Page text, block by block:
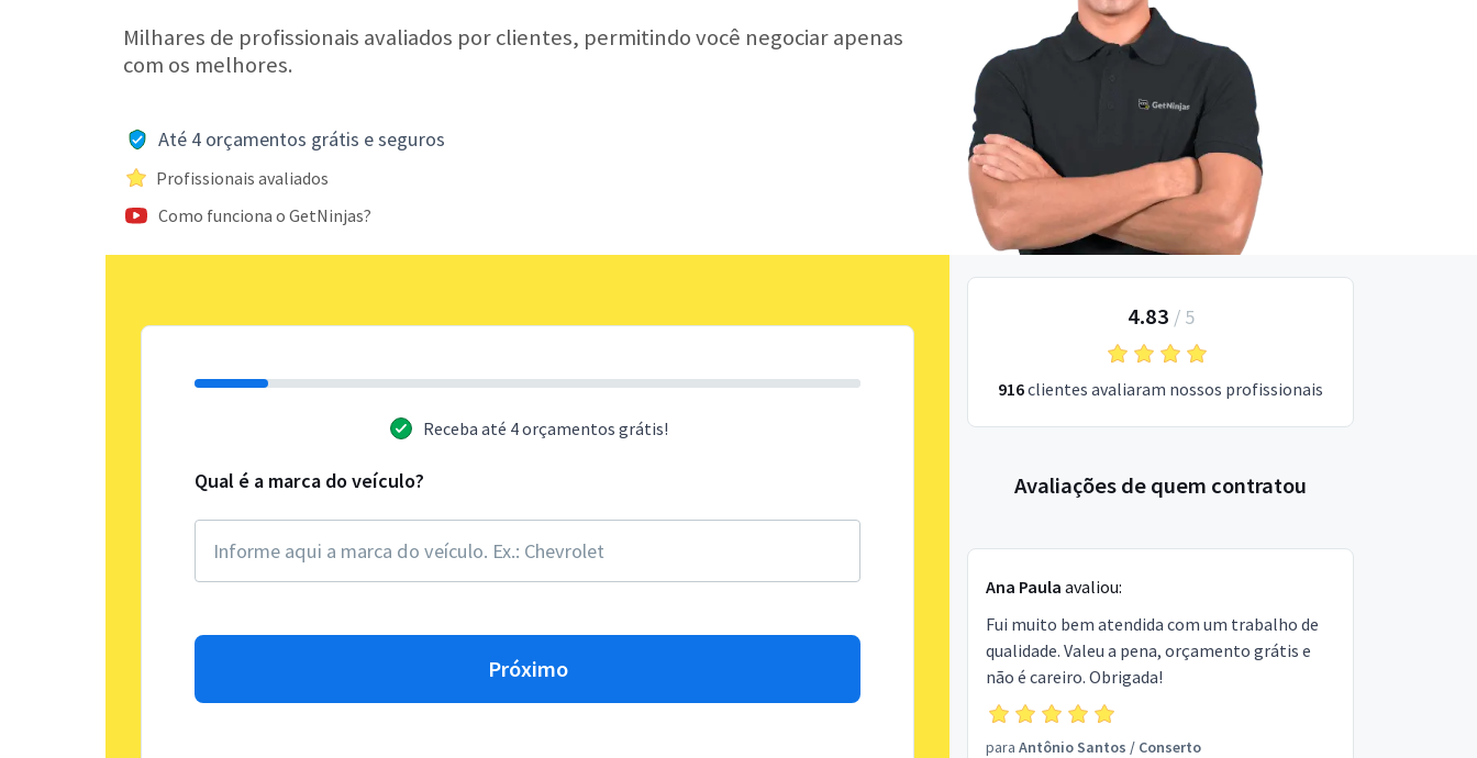
Milhares de profissionais avaliados por clientes, permitindo você negociar apenas
com os melhores.
Até 4 orçamentos grátis e seguros
Profissionais avaliados
Como funciona o GetNinjas?
Receba até 4 orçamentos grátis!
Qual é a marca do veículo?
Próximo
4.83 / 5
916clientes avaliaram nossos profissionais
Avaliações de quem contratou
Ana Paula avaliou:
Fui muito bem atendida com um trabalho de
qualidade. Valeu a pena, orçamento grátis e
não é careiro. Obrigada!
para Antônio Santos / Conserto